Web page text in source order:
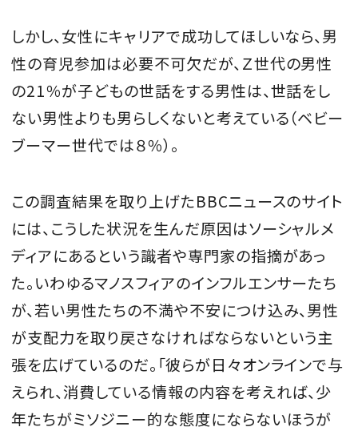
しかし、女性にキャリアで成功してほしいなら、男
性の育児参加は必要不可欠だが、Ｚ世代の男性
の21％が子どもの世話をする男性は、世話をし
ない男性よりも男らしくないと考えている（ベビー
ブーマー世代では８％）。
この調査結果を取り上げたBBCニュースのサイト
には、こうした状況を生んだ原因はソーシャルメ
ディアにあるという識者や専門家の指摘があっ
た。いわゆるマノスフィアのインフルエンサーたち
が、若い男性たちの不満や不安につけ込み、男性
が支配力を取り戻さなければならないという主
張を広げているのだ。「彼らが日々オンラインで与
えられ、消費している情報の内容を考えれば、少
年たちがミソジニー的な態度にならないほうが